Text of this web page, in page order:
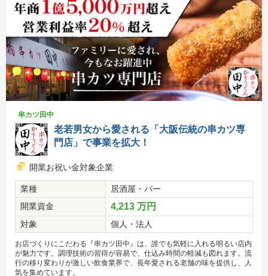
串カツ田中
老若男女から愛される「大阪伝統の串カツ専
門店」で事業を拡大！
開業お祝い金対象企業
業種
居酒屋・バー
開業資金
4,213 万円
対象 個人・法人
お店づくりにこだわる『串カツ田中』は、誰でも気軽に入れる明るい店内
が魅力です。調理技術の習得が容易で、仕込み時間の軽減も図れます。流
行の移り変わりが激しい飲食業界で、長年愛される老舗の味を提供し、人
気を集めています。